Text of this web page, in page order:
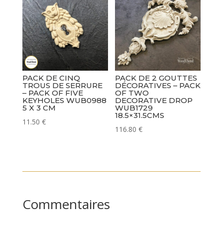
PACK DE CINQ
TROUS DE SERRURE
– PACK OF FIVE
KEYHOLES WUB0988
5 X 3 CM
11.50 €
PACK DE 2 GOUTTES
DÉCORATIVES – PACK
OF TWO
DECORATIVE DROP
WUB1729
18.5×31.5CMS
116.80€
Commentaires